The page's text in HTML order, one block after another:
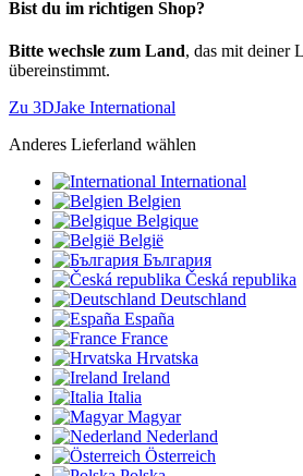
Bist du im richtigen Shop?
Bitte wechsle zum Land, das mit deiner
übereinstimmt.
Zu 3DJake International
Anderes Lieferland wählen
International
Belgien
Belgique
België
България
Česká republika
Deutschland
España
France
Hrvatska
Ireland
Italia
Magyar
Nederland
Österreich